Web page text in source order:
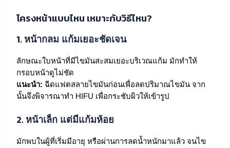
โครงหน้าแบบไหน เหมาะกับวิธีไหน?
1. หน้ากลม แก้มเยอะชัดเจน
ลักษณะใบหน้าที่มีไขมันสะสมเยอะบริเวณแก้ม มักทำให้
กรอบหน้าดูไม่ชัด
แนะนำ: ฉีดแฟตสลายไขมันก่อนเพื่อลดปริมาณไขมัน จาก
นั้นจึงพิจารณาทำ HIFU เพื่อกระชับผิวให้เข้ารูป
2. หน้าเล็ก แต่มีแก้มห้อย
มักพบในผู้ที่เริ่มมีอายุ หรือผ่านการลดน้ำหนักมาแล้ว จนไข